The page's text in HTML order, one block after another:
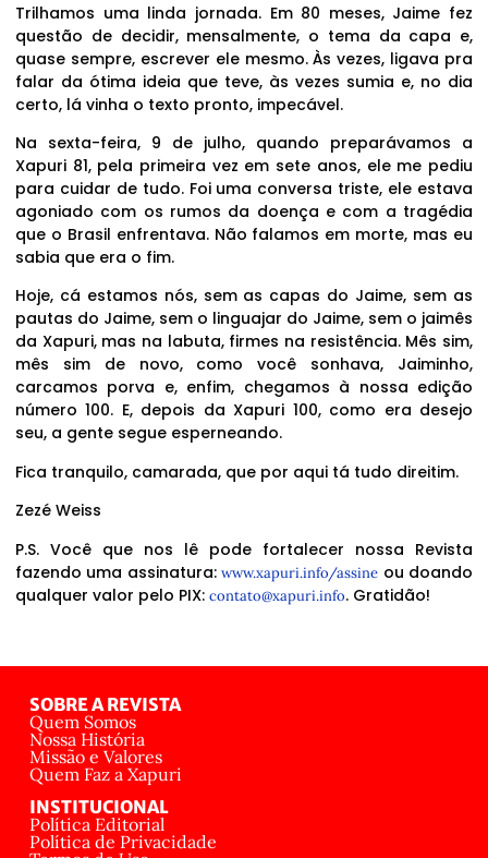
Trilhamos uma linda jornada. Em 80 meses, Jaime fez
questão de decidir, mensalmente, o tema da capa e,
quase sempre, escrever ele mesmo. Às vezes, ligava pra
falar da ótima ideia que teve, às vezes sumia e, no dia
certo, lá vinha o texto pronto, impecável.
Na sexta-feira, 9 de julho, quando preparávamos a
Xapuri 81, pela primeira vez em sete anos, ele me pediu
para cuidar de tudo. Foi uma conversa triste, ele estava
agoniado com os rumos da doença e com a tragédia
que o Brasil enfrentava. Não falamos em morte, mas eu
sabia que era o fim.
Hoje, cá estamos nós, sem as capas do Jaime, sem as
pautas do Jaime, sem o linguajar do Jaime, sem o jaimês
da Xapuri, mas na labuta, firmes na resistência. Mês sim,
mês sim de novo, como você sonhava, Jaiminho,
carcamos porva e, enfim, chegamos à nossa edição
número 100. E, depois da Xapuri 100, como era desejo
seu, a gente segue esperneando.
Fica tranquilo, camarada, que por aqui tá tudo direitim.
Zezé Weiss
P.S. Você que nos lê pode fortalecer nossa Revista
fazendo uma assinatura:www.xapuri.info/assine ou doando
qualquer valor pelo PIX: contato@xapuri.info. Gratidão!
SOBRE A REVISTA
Quem Somos
Nossa História
Missão e Valores
Quem Faz a Xapuri
INSTITUCIONAL
Política Editorial
Política de Privacidade